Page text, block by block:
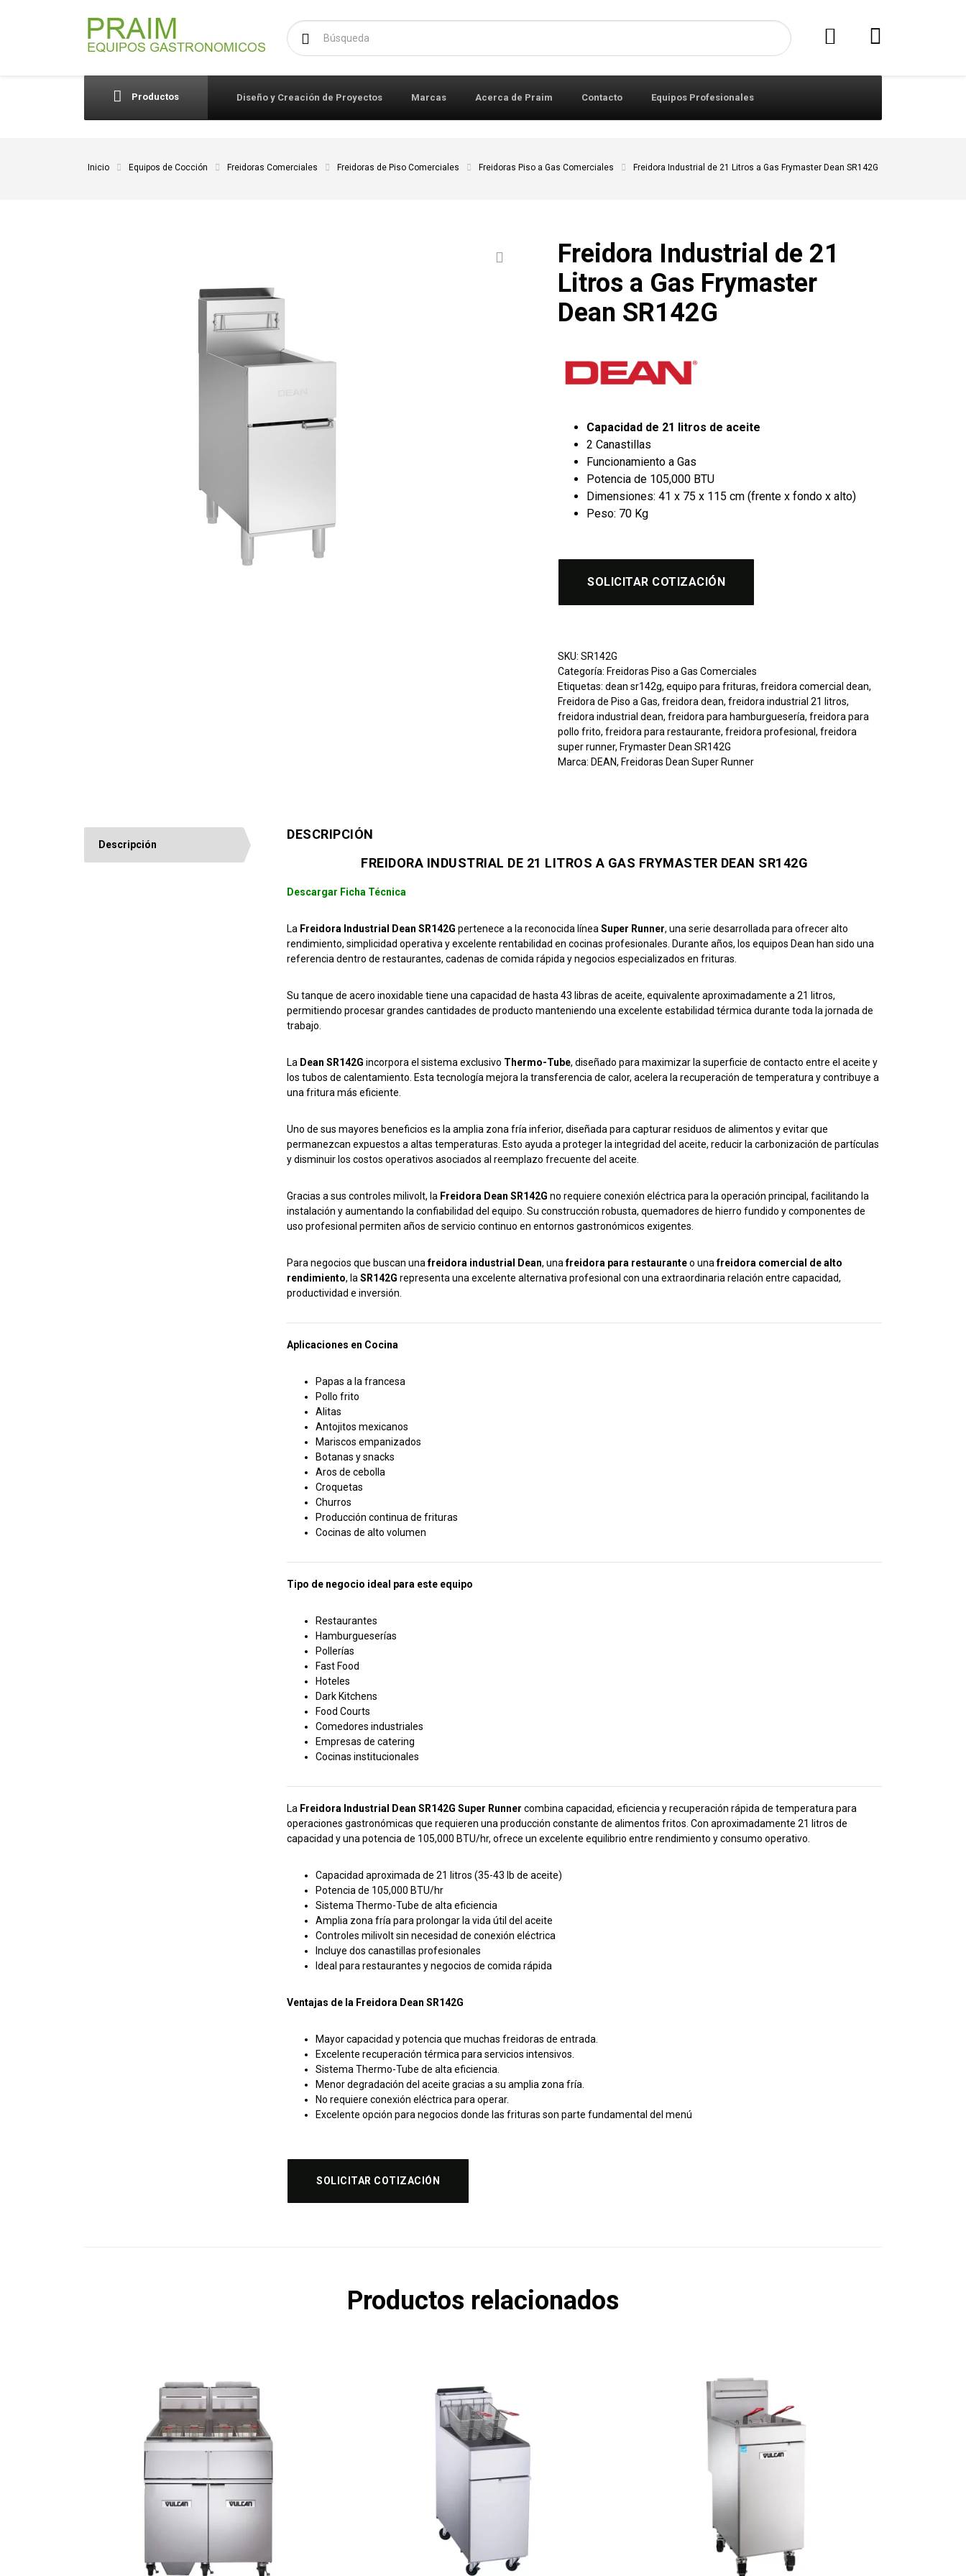
Buscar:
Productos Diseño y Creación de Proyectos Marcas Acerca de Praim Contacto Equipos Profesionales
Inicio Equipos de Cocción Freidoras Comerciales Freidoras de Piso Comerciales Freidoras Piso a Gas Comerciales Freidora Industrial de 21 Litros a Gas Frymaster Dean SR142G
Freidora Industrial de 21
Litros a Gas Frymaster
Dean SR142G
Capacidad de 21 litros de aceite
2 Canastillas
Funcionamiento a Gas
Potencia de 105,000 BTU
Dimensiones: 41 x 75 x 115 cm (frente x fondo x alto)
Peso: 70 Kg
SOLICITAR COTIZACIÓN
SKU:SR142G
Categoría: Freidoras Piso a Gas Comerciales
Etiquetas:dean sr142g,equipo para frituras,freidora comercial dean,
Freidora de Piso a Gas,freidora dean,freidora industrial 21 litros,
freidora industrial dean,freidora para hamburguesería,freidora para
pollo frito,freidora para restaurante,freidora profesional,freidora
super runner, Frymaster Dean SR142G
Marca: DEAN, Freidoras Dean Super Runner
Descripción
DESCRIPCIÓN
FREIDORA INDUSTRIAL DE 21 LITROS A GAS FRYMASTER DEAN SR142G
Descargar Ficha Técnica
La Freidora Industrial Dean SR142G pertenece a la reconocida líneaSuper Runner, una serie desarrollada para ofrecer alto
rendimiento, simplicidad operativa y excelente rentabilidad en cocinas profesionales. Durante años, los equipos Dean han sido una
referencia dentro de restaurantes, cadenas de comida rápida y negocios especializados en frituras.
Su tanque de acero inoxidable tiene una capacidad de hasta 43 libras de aceite, equivalente aproximadamente a 21 litros,
permitiendo procesar grandes cantidades de producto manteniendo una excelente estabilidad térmica durante toda la jornada de
trabajo.
La Dean SR142G incorpora el sistema exclusivo Thermo-Tube, diseñado para maximizar la superficie de contacto entre el aceite y
los tubos de calentamiento. Esta tecnología mejora la transferencia de calor, acelera la recuperación de temperatura y contribuye a
una fritura más eficiente.
Uno de sus mayores beneficios es la amplia zona fría inferior, diseñada para capturar residuos de alimentos y evitar que
permanezcan expuestos a altas temperaturas. Esto ayuda a proteger la integridad del aceite, reducir la carbonización de partículas
y disminuir los costos operativos asociados al reemplazo frecuente del aceite.
Gracias a sus controles milivolt, la Freidora Dean SR142G no requiere conexión eléctrica para la operación principal, facilitando la
instalación y aumentando la confiabilidad del equipo. Su construcción robusta, quemadores de hierro fundido y componentes de
uso profesional permiten años de servicio continuo en entornos gastronómicos exigentes.
Para negocios que buscan unafreidora industrial Dean, unafreidora para restauranteo unafreidora comercial de alto
rendimiento, laSR142G representa una excelente alternativa profesional con una extraordinaria relación entre capacidad,
productividad e inversión.
Aplicaciones en Cocina
Papas a la francesa
Pollo frito
Alitas
Antojitos mexicanos
Mariscos empanizados
Botanas y snacks
Aros de cebolla
Croquetas
Churros
Producción continua de frituras
Cocinas de alto volumen
Tipo de negocio ideal para este equipo
Restaurantes
Hamburgueserías
Pollerías
Fast Food
Hoteles
Dark Kitchens
Food Courts
Comedores industriales
Empresas de catering
Cocinas institucionales
La Freidora Industrial Dean SR142G Super Runner combina capacidad, eficiencia y recuperación rápida de temperatura para
operaciones gastronómicas que requieren una producción constante de alimentos fritos. Con aproximadamente 21 litros de
capacidad y una potencia de 105,000 BTU/hr, ofrece un excelente equilibrio entre rendimiento y consumo operativo.
Capacidad aproximada de 21 litros (35-43 lb de aceite)
Potencia de 105,000 BTU/hr
Sistema Thermo-Tube de alta eficiencia
Amplia zona fría para prolongar la vida útil del aceite
Controles milivolt sin necesidad de conexión eléctrica
Incluye dos canastillas profesionales
Ideal para restaurantes y negocios de comida rápida
Ventajas de la Freidora Dean SR142G
Mayor capacidad y potencia que muchas freidoras de entrada.
Excelente recuperación térmica para servicios intensivos.
Sistema Thermo-Tube de alta eficiencia.
Menor degradación del aceite gracias a su amplia zona fría.
No requiere conexión eléctrica para operar.
Excelente opción para negocios donde las frituras son parte fundamental del menú
SOLICITAR COTIZACIÓN
Productos relacionados